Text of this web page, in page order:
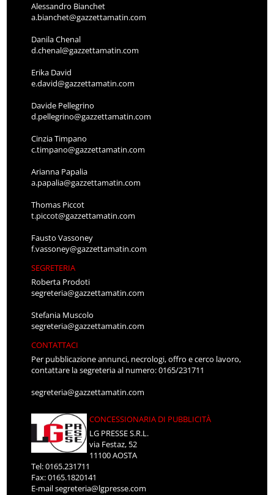
Alessandro Bianchet
a.bianchet@gazzettamatin.com
Danila Chenal
d.chenal@gazzettamatin.com
Erika David
e.david@gazzettamatin.com
Davide Pellegrino
d.pellegrino@gazzettamatin.com
Cinzia Timpano
c.timpano@gazzettamatin.com
Arianna Papalia
a.papalia@gazzettamatin.com
Thomas Piccot
t.piccot@gazzettamatin.com
Fausto Vassoney
f.vassoney@gazzettamatin.com
SEGRETERIA
Roberta Prodoti
segreteria@gazzettamatin.com
Stefania Muscolo
segreteria@gazzettamatin.com
CONTATTACI
Per pubblicazione annunci, necrologi, offro e cerco lavoro,
contattare la segreteria al numero: 0165/231711
segreteria@gazzettamatin.com
CONCESSIONARIA DI PUBBLICITÀ
LG PRESSE S.R.L.
via Festaz, 52
11100 AOSTA
Tel: 0165.231711
Fax: 0165.1820141
E-mailsegreteria@lgpresse.com